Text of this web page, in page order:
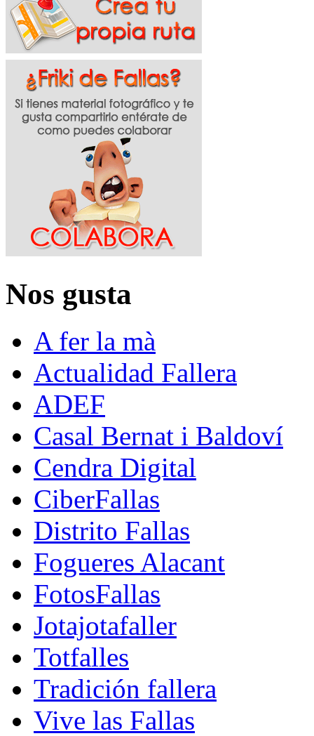
Nos gusta
A fer la mà
Actualidad Fallera
ADEF
Casal Bernat i Baldoví
Cendra Digital
CiberFallas
Distrito Fallas
Fogueres Alacant
FotosFallas
Jotajotafaller
Totfalles
Tradición fallera
Vive las Fallas